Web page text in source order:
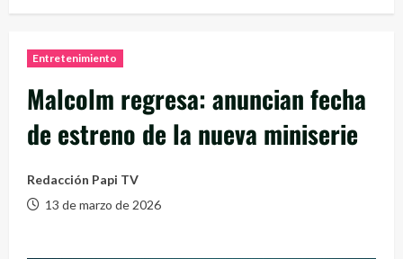
Entretenimiento
Malcolm regresa: anuncian fecha
de estreno de la nueva miniserie
Redacción Papi TV
13 de marzo de 2026